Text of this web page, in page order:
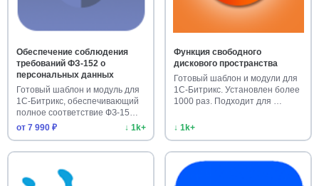
Обеспечение соблюдения
требований ФЗ-152 о
персональных данных
Готовый шаблон и модуль для
1С-Битрикс, обеспечивающий
полное соответствие ФЗ-15…
от 7 990 ₽
↓ 1k+
Функция свободного
дискового пространства
Готовый шаблон и модули для
1С-Битрикс. Установлен более
1000 раз. Подходит для …
↓ 1k+